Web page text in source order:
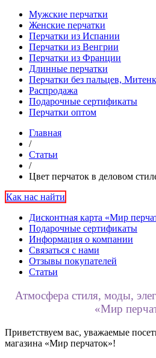
Мужские перчатки
Женские перчатки
Перчатки из Испании
Перчатки из Венгрии
Перчатки из Франции
Длинные перчатки
Перчатки без пальцев,
Распродажа
Подарочные сертификаты
Перчатки оптом
Главная
/
Статьи
/
Цвет перчаток в деловом
Как нас найти
Дисконтная карта «Мир
Подарочные сертификаты
Информация о компании
Связаться с нами
Отзывы покупателей
Статьи
Атмосфера стиля, моды,
«Мир
Приветствуем вас, уважаемые
магазина «Мир перчаток»!